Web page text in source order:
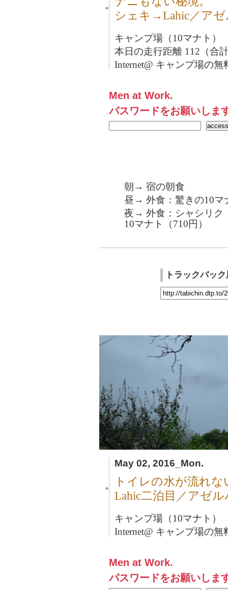
■
シェキ→Lahic／ア
キャンプ場（10マナト）
本日の走行距離 112（合
Internet@ キャンプ場の
Men at Work.
パスワードをお願いしま
朝→ 宿の朝食
昼→ 外食：驚きの10マ
夜→ 外食：シャシリク
10マナト（710円）
トラックバッ
May 02, 2016_Mon.
■
トイレの水が流れ
Lahic二泊目／アゼ
キャンプ場（10マナト）
Internet@ キャンプ場の
Men at Work.
パスワードをお願いしま